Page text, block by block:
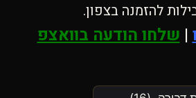
להזמנה בצפון.
|שלחו הודעה בוואצפ